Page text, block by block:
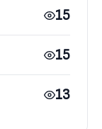
15
15
13